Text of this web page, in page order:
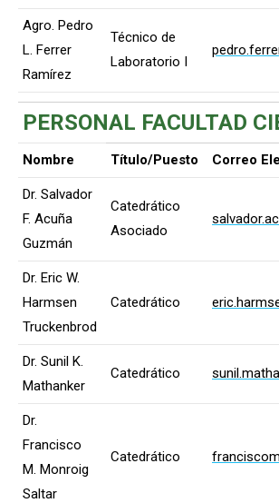
Agro. Pedro
L. Ferrer
Ramírez
Técnico de
Laboratorio I
PERSONAL FACULTAD
Nombre Título/Puesto Correo
Dr. Salvador
F. Acuña
Guzmán
Catedrático
Asociado
Dr. Eric W.
Harmsen
Truckenbrod
Catedrático
Dr. Sunil K.
Mathanker
Catedrático
Dr.
Francisco
M. Monroig
Saltar
Catedrático